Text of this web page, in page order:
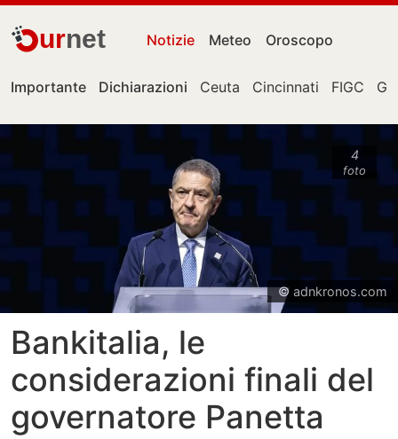
urnet Notizie Meteo Oroscopo
Importante Dichiarazioni Ceuta Cincinnati FIGC
4
foto
© adnkronos.com
Bankitalia, le
considerazioni finali del
governatore Panetta